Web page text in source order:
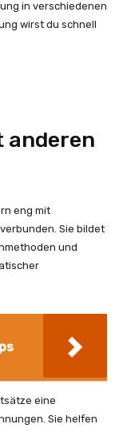
in verschiedenen
wirst du schnell
anderen
eng mit
Sie bildet
und
eine
Sie helfen